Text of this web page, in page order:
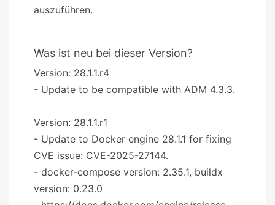
auszuführen.
Was ist neu bei dieser Version?
Version: 28.1.1.r4
- Update to be compatible with ADM 4.3.3.
Version: 28.1.1.r1
- Update to Docker engine 28.1.1 for fixing
CVE issue: CVE-2025-27144.
- docker-compose version: 2.35.1, buildx
version: 0.23.0